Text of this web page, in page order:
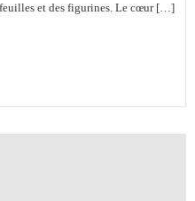
feuilles et des figurines. Le cœur […]